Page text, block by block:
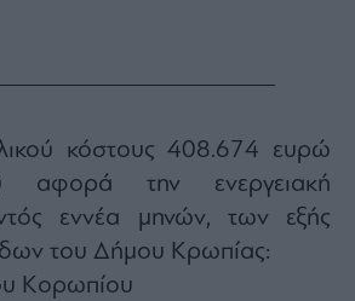
κόστους 408.674 ευρώ
αφορά την ενεργειακή
εννέα μηνών, των εξής
του Δήμου Κρωπίας:
Κορωπίου